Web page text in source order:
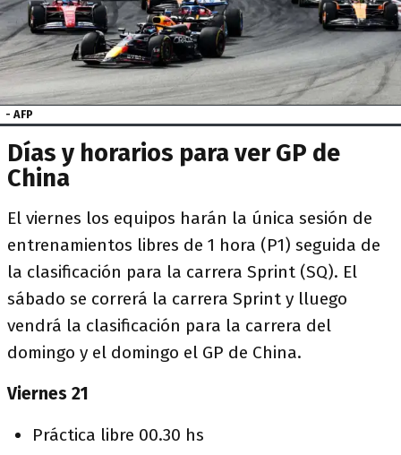
- AFP
Días y horarios para ver GP de
China
El viernes los equipos harán la única sesión de
entrenamientos libres de 1 hora (P1) seguida de
la clasificación para la carrera Sprint (SQ). El
sábado se correrá la carrera Sprint y lluego
vendrá la clasificación para la carrera del
domingo y el domingo el GP de China.
Viernes 21
Práctica libre 00.30 hs